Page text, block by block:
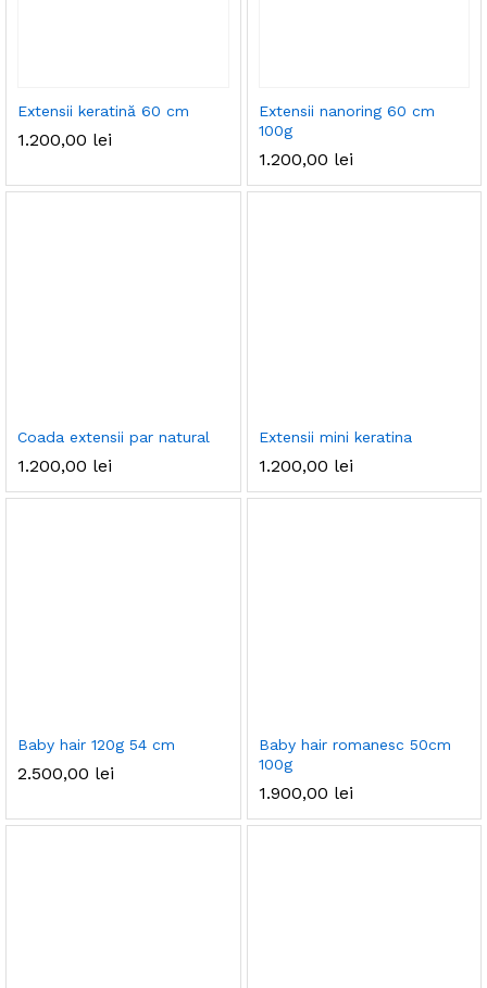
Extensii keratină 60 cm
1.200,00 lei
Extensii nanoring 60 cm
100g
1.200,00 lei
Coada extensii par natural
1.200,00 lei
Extensii mini keratina
1.200,00 lei
Baby hair 120g 54 cm
2.500,00 lei
Baby hair romanesc 50cm
100g
1.900,00 lei